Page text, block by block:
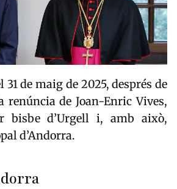
de maig de 2025, després de
renúncia de Joan-Enric Vives,
bisbe d’Urgell i, amb això,
d’Andorra.